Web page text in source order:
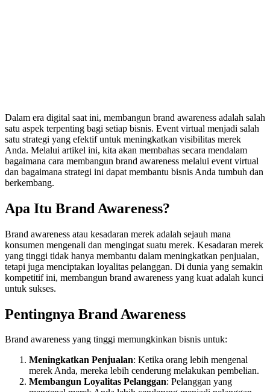
Dalam era digital saat ini, membangun brand awareness adalah salah
satu aspek terpenting bagi setiap bisnis. Event virtual menjadi salah
satu strategi yang efektif untuk meningkatkan visibilitas merek
Anda. Melalui artikel ini, kita akan membahas secara mendalam
bagaimana cara membangun brand awareness melalui event virtual
dan bagaimana strategi ini dapat membantu bisnis Anda tumbuh dan
berkembang.
Apa Itu Brand Awareness?
Brand awareness atau kesadaran merek adalah sejauh mana
konsumen mengenali dan mengingat suatu merek. Kesadaran merek
yang tinggi tidak hanya membantu dalam meningkatkan penjualan,
tetapi juga menciptakan loyalitas pelanggan. Di dunia yang semakin
kompetitif ini, membangun brand awareness yang kuat adalah kunci
untuk sukses.
Pentingnya Brand Awareness
Brand awareness yang tinggi memungkinkan bisnis untuk:
Meningkatkan Penjualan: Ketika orang lebih mengenal
merek Anda, mereka lebih cenderung melakukan pembelian.
Membangun Loyalitas Pelanggan: Pelanggan yang